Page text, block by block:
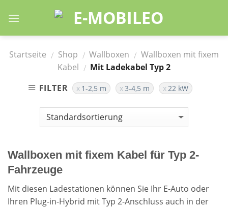
Startseite / Shop / Wallboxen / Wallboxen mit fixem
Kabel / Mit Ladekabel Typ 2
FILTER
1-2,5 m 3-4,5 m 22 kW
Wallboxen mit fixem Kabel für Typ 2-
Fahrzeuge
Mit diesen Ladestationen können Sie Ihr E-Auto oder
Ihren Plug-in-Hybrid mit Typ 2-Anschluss auch in der